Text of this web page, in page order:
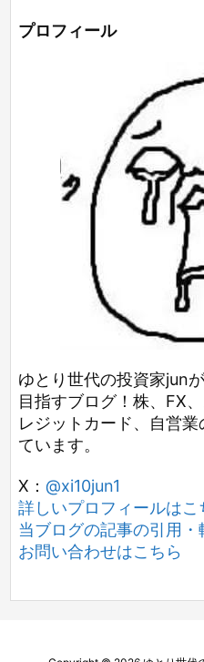
プロフィール
ゆとり世代の投資家jun
目指すブログ！株、FX
レジットカード、自営
ています。
X： @xi10jun1
詳しいプロフィールはこ
当ブログの記事の引用
お問い合わせはこちら